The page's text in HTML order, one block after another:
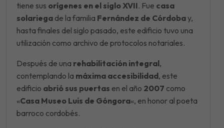
tiene sus orígenes en el siglo XVII. Fue casa
solariega de la familia Fernández de Córdobay,
hasta finales del siglo pasado, este edificio tuvo una
utilización como archivo de protocolos notariales.
Después de una rehabilitación integral,
contemplando la máxima accesibilidad, este
edificio abrió sus puertas en el año 2007 como
«Casa Museo Luis de Góngora«, en honor al poeta
barroco cordobés.